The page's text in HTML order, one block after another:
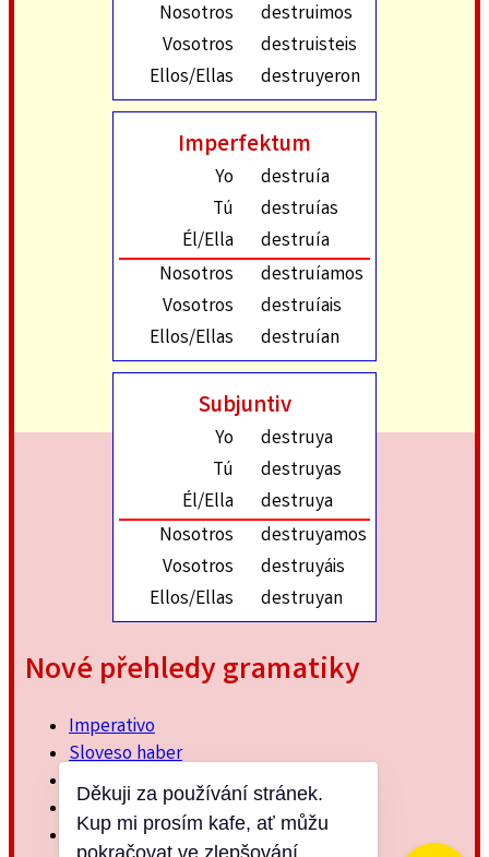
Nosotros
destruimos
Vosotros
destruisteis
Ellos/Ellas
destruyeron
Imperfektum
Yo
destruía
Tú
destruías
Él/Ella
destruía
Nosotros
destruíamos
Vosotros
destruíais
Ellos/Ellas
destruían
Subjuntiv
Yo
destruya
Tú
destruyas
Él/Ella
destruya
Nosotros
destruyamos
Vosotros
destruyáis
Ellos/Ellas
destruyan
Nové přehledy gramatiky
Imperativo
Sloveso haber
Imperfektum
Přítomný subjuntiv
Minulý jednoduchý
Děkuji za používání stránek.
Kup mi prosím kafe, ať můžu
pokračovat ve zlepšování